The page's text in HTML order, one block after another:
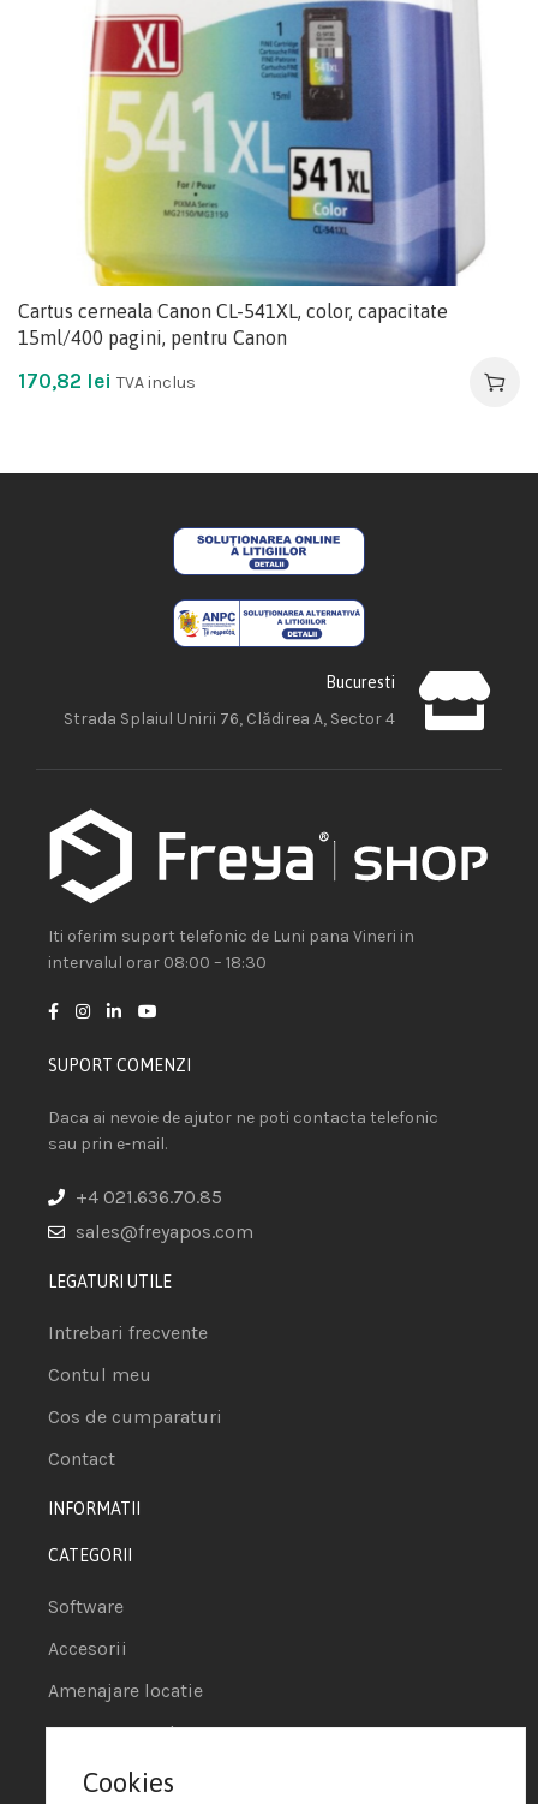
Cartus cerneala Canon CL-541XL, color, capacitate
15ml/400 pagini, pentru Canon
170,82 lei TVA inclus
Bucuresti
Strada Splaiul Unirii 76, Clădirea A, Sector 4
Iti oferim suport telefonic de Luni pana Vineri in
intervalul orar 08:00 – 18:30
SUPORT COMENZI
Daca ai nevoie de ajutor ne poti contacta telefonic
sau prin e-mail.
+4 021.636.70.85
sales@freyapos.com
LEGATURI UTILE
Intrebari frecvente
Contul meu
Cos de cumparaturi
Contact
INFORMATII
CATEGORII
Software
Accesorii
Amenajare locatie
POS - Puncte de vanzare
Termeni si conditii
Cookies